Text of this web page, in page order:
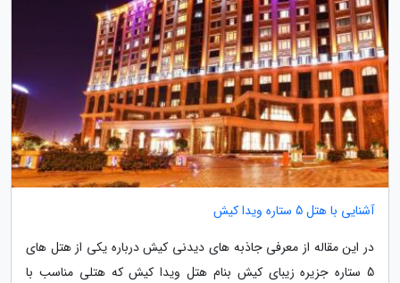
آشنایی با هتل 5 ستاره ویدا کیش
در این مقاله از معرفی جاذبه های دیدنی کیش درباره یکی از هتل های
5 ستاره جزیره زیبای کیش بنام هتل ویدا کیش که هتلی مناسب با